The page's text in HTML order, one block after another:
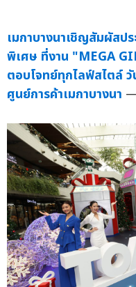
เมกาบางนาเชิญสัมผัสป
พิเศษ ที่งาน "MEGA
ตอบโจทย์ทุกไลฟ์สไตล์
ศูนย์การค้าเมกาบางนา